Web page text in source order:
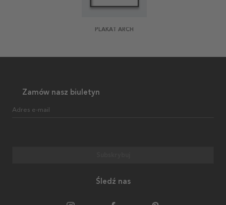
PLAKAT ARCH
Zamów nasz biuletyn
Adres e-mail
Śledź nas